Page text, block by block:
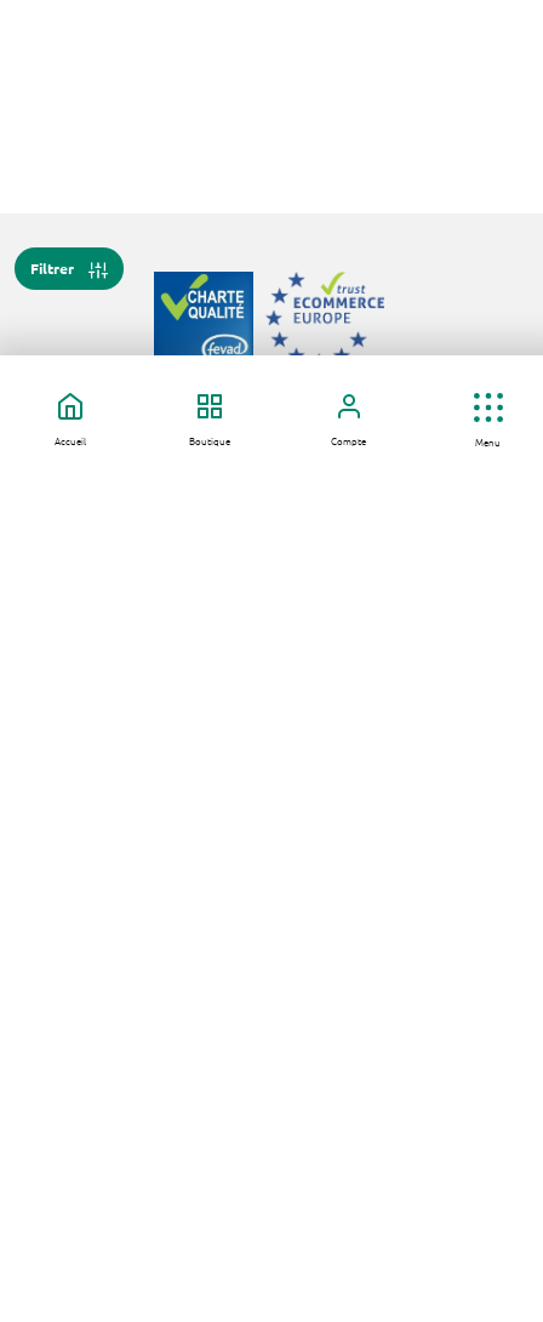
Accueil Boutique Compte Menu
Filtrer
Paiement sécurisé